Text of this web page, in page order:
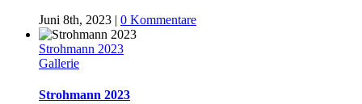
Juni 8th, 2023 | 0 Kommentare
Strohmann 2023
Gallerie
Strohmann 2023